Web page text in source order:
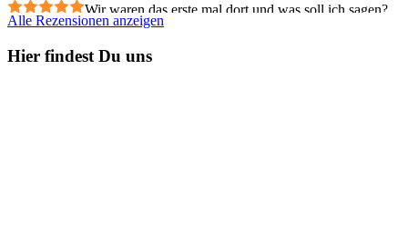
Wir waren das erste mal dort und was soll ich sagen?
Es war einfach alles perfekt! Wir wurden super freundlich
dickes Lob an Ludwig, der mit uns die Angellizenzen besorgt hat
Alle Rezensionen anzeigen
Hier findest Du uns